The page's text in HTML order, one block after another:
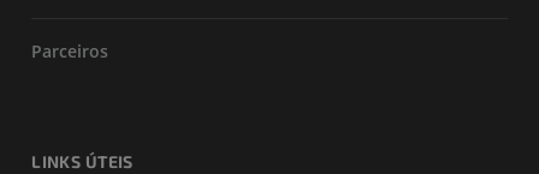
Parceiros
LINKS ÚTEIS